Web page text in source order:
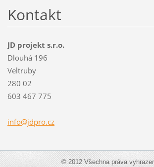
Kontakt
JD projekt s.r.o.
Dlouhá 196
Veltruby
280 02
603 467 775
info@jdpro.cz
© 2012 Všechna práva